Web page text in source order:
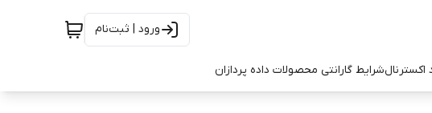
ورود | ثبت‌نام
شرایط گارانتی محصولات داده پردازان